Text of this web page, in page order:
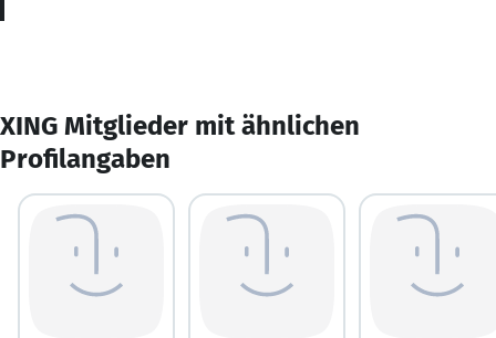
XING Mitglieder mit ähnlichen
Profilangaben